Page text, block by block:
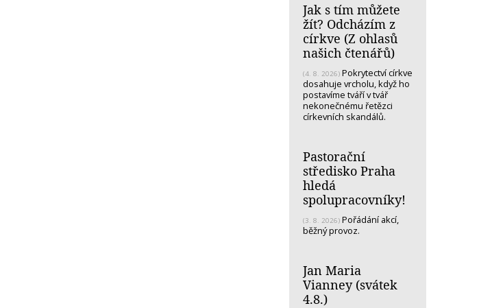
Jak s tím můžete
žít? Odcházím z
církve (Z ohlasů
našich čtenářů)
(4. 8. 2026) Pokrytectví církve
dosahuje vrcholu, když ho
postavíme tváří v tvář
nekonečnému řetězci
církevních skandálů.
Pastorační
středisko Praha
hledá
spolupracovníky!
(3. 8. 2026) Pořádání akcí,
běžný provoz.
Jan Maria
Vianney (svátek
4.8.)